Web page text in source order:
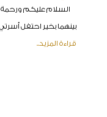
السلام عليكم ورحمة
بينهما بخير احتفل
قراءة المزيد..